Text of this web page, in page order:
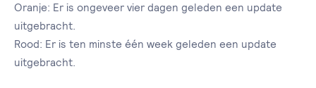
Oranje: Er is ongeveer vier dagen geleden een update
uitgebracht.
Rood: Er is ten minste één week geleden een update
uitgebracht.